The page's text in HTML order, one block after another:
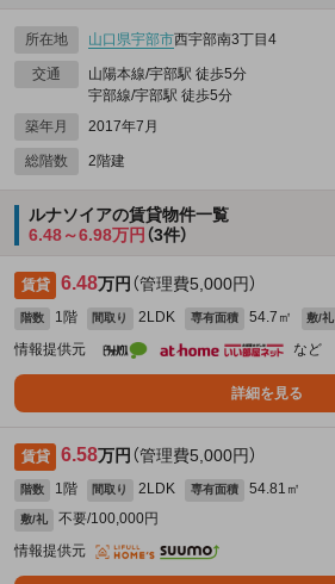
所在地 山口県宇部市西宇部南3丁目4
交通
山陽本線/宇部駅 徒歩5分
宇部線/宇部駅 徒歩5分
築年月
2017年7月
総階数 2階建
ルナソイアの賃貸物件一覧
6.48～6.98万円 （3件）
賃貸 6.48万円 （管理費5,000円）
階数 1階 間取り 2LDK 専有面積 54.7㎡ 敷/礼
情報提供元
など
詳細を見る
賃貸 6.58万円 （管理費5,000円）
階数 1階 間取り 2LDK 専有面積 54.81㎡
敷/礼
不要/100,000円
情報提供元